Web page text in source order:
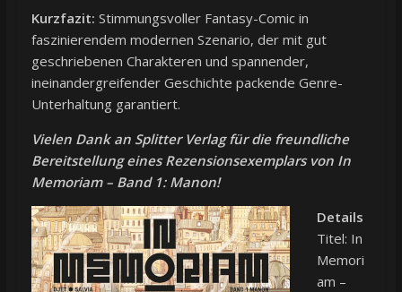
Kurzfazit: Stimmungsvoller Fantasy-Comic in
faszinierendem modernen Szenario, der mit gut
geschriebenen Charakteren und spannender,
ineinandergreifender Geschichte packende Genre-
Unterhaltung garantiert.
Vielen Dank an Splitter Verlag für die freundliche
Bereitstellung eines Rezensionsexemplars von In
Memoriam – Band 1: Manon!
Details
Titel: In
Memori
am –